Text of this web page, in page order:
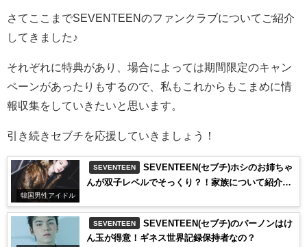
さてここまでSEVENTEENのファンクラブについてご紹介
してきました♪
それぞれに特典があり、場合によっては期間限定のキャン
ペーンがあったりもするので、私もこれからもこまめに情
報収集をしていきたいと思います。
引き続きセブチを応援していきましょう！
韓国男性アイドル
SEVENTEEN
SEVENTEEN(セブチ)ホシのお姉ちゃ
んが双子レベルでそっくり？！家族について紹介し
SEVENTEEN
SEVENTEEN(セブチ)のバーノンはけ
ん玉が得意！ギネス世界記録保持者なの？